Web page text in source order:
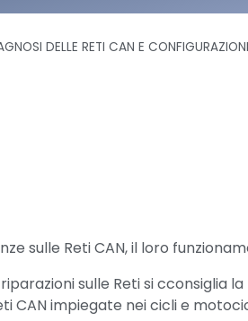
DELLE RETI CAN E
sulle Reti CAN, il loro
sulle Reti si cconsiglia
CAN impiegate nei cicli e